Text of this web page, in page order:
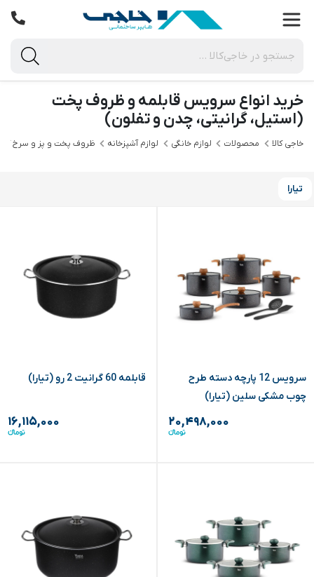
خرید انواع سرویس قابلمه و ظروف پخت
(استیل، گرانیتی، چدن و تفلون)
خاجی‌ کالا محصولات لوازم خانگی لوازم آشپزخانه ظروف پخت و پز و سرخ
تیارا
سرویس 12 پارچه دسته طرح
چوب مشکی سلین (تیارا)
۲۰,۴۹۸,۰۰۰
قابلمه 60 گرانیت 2 رو (تیارا)
۱۶,۱۱۵,۰۰۰